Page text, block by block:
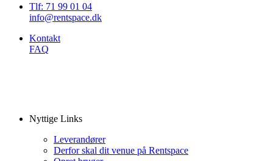
Tlf: 71 99 01 04
info@rentspace.dk
Kontakt
FAQ
Nyttige Links
Leverandører
Derfor skal dit venue på Rentspace